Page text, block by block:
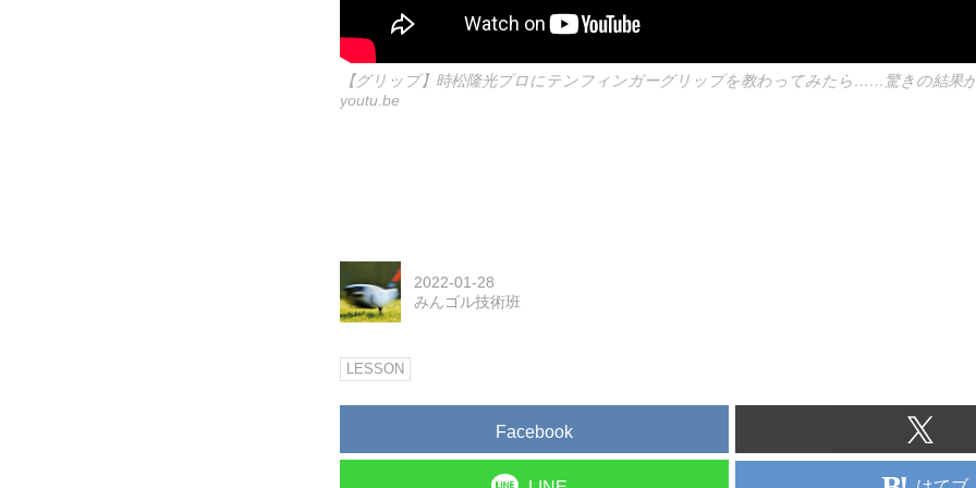
【グリップ】時松隆光プロにテンフィンガーグリップを教わってみたら……驚きの結果
youtu.be
2022-01-28
みんゴル技術班
LESSON
Facebook